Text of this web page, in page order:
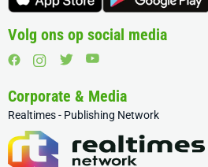
Volg ons op social media
Corporate & Media
Realtimes - Publishing Network